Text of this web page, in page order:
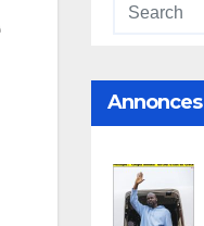
Annonces